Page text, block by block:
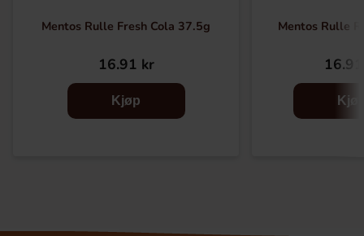
Mentos Rulle Fresh Cola 37.5g
16.91 kr
Kjøp
Mentos Rulle